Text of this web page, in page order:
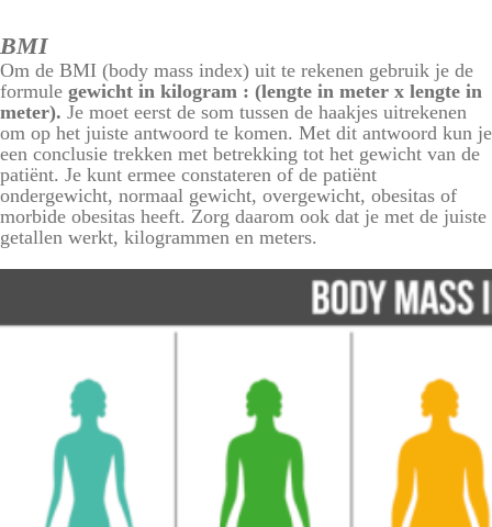
BMI
Om de BMI (body mass index) uit te rekenen gebruik je de
formule gewicht in kilogram : (lengte in meter x lengte in
meter). Je moet eerst de som tussen de haakjes uitrekenen
om op het juiste antwoord te komen. Met dit antwoord kun je
een conclusie trekken met betrekking tot het gewicht van de
patiënt. Je kunt ermee constateren of de patiënt
ondergewicht, normaal gewicht, overgewicht, obesitas of
morbide obesitas heeft. Zorg daarom ook dat je met de juiste
getallen werkt, kilogrammen en meters.